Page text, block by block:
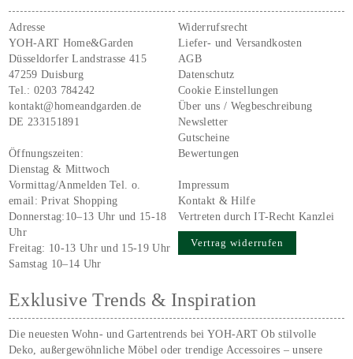
Adresse
YOH-ART Home&Garden
Düsseldorfer Landstrasse 415
47259 Duisburg
Tel.:0203 784242
kontakt@homeandgarden.de
DE 233151891
Öffnungszeiten:
Dienstag & Mittwoch
Vormittag/Anmelden Tel. o.
email:Privat Shopping
Donnerstag:10–13 Uhr und 15-18
Uhr
Freitag: 10-13 Uhr und 15-19 Uhr
Samstag 10–14 Uhr
Widerrufsrecht
Liefer- und Versandkosten
AGB
Datenschutz
Cookie Einstellungen
Über uns / Wegbeschreibung
Newsletter
Gutscheine
Bewertungen
Impressum
Kontakt & Hilfe
Vertreten durch IT-Recht Kanzlei
Vertrag widerrufen
Exklusive Trends & Inspiration
Die neuesten Wohn- und Gartentrends bei YOH‑ART Ob stilvolle
Deko, außergewöhnliche Möbel oder trendige Accessoires – unsere